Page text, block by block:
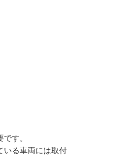
す。
いる車両には取付